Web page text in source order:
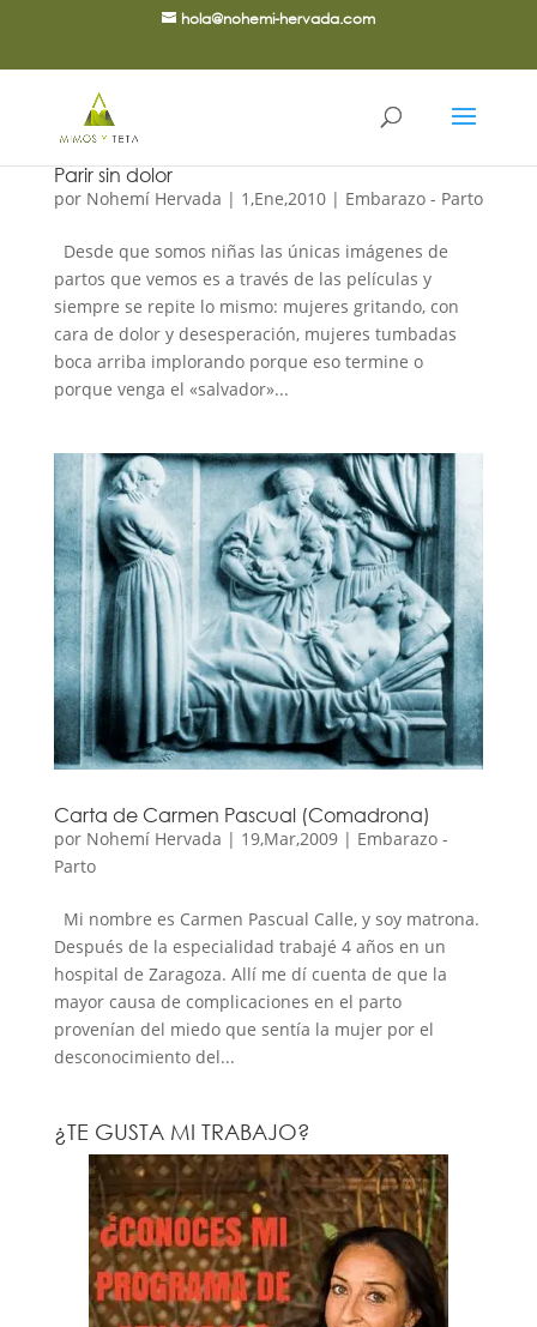
hola@nohemi-hervada.com
Parir sin dolor
por Nohemí Hervada | 1,Ene,2010| Embarazo - Parto
Desde que somos niñas las únicas imágenes de
partos que vemos es a través de las películas y
siempre se repite lo mismo: mujeres gritando, con
cara de dolor y desesperación, mujeres tumbadas
boca arriba implorando porque eso termine o
porque venga el «salvador»...
Carta de Carmen Pascual (Comadrona)
por Nohemí Hervada | 19,Mar,2009| Embarazo -
Parto
Mi nombre es Carmen Pascual Calle, y soy matrona.
Después de la especialidad trabajé 4 años en un
hospital de Zaragoza. Allí me dí cuenta de que la
mayor causa de complicaciones en el parto
provenían del miedo que sentía la mujer por el
desconocimiento del...
¿TE GUSTA MI TRABAJO?